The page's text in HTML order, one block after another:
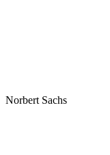
Norbert Sachs